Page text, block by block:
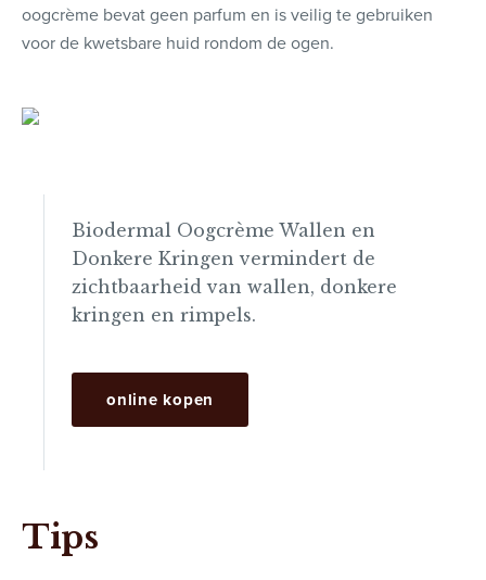
oogcrème bevat geen parfum en is veilig te gebruiken
voor de kwetsbare huid rondom de ogen.
Biodermal Oogcrème Wallen en
Donkere Kringen vermindert de
zichtbaarheid van wallen, donkere
kringen en rimpels.
online kopen
Tips